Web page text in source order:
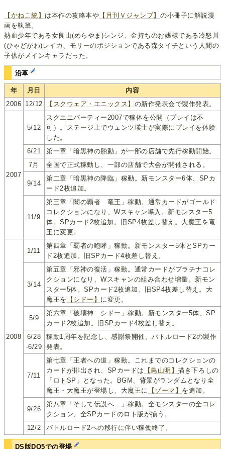
【かねこ統】 は本作の攻略本や 【月刊Ｖジャンプ】 の小冊子に解説漫
画を執筆。
熱血少年である女良山(めらやま)シンジ、金持ちのお嬢様である冷怒川
(ひゃどがわ)レイカ、モリーのポジションである森タイチという人間の
子供がメインキャラだった。
沿革
年 月日
内容
2006 12/12 【スクウェア・エニックス】 の新作発表会で製作発表。
2007
5/12
スクエニパーティー2007で稼体を公開（プレイは不
可）。ステージ上でウェンツ瑛士が実際にプレイを体験
した。
6/21
第一章「暗黒神の胎動」が一部の店舗で先行稼動開始。
7月
全国で正式稼動し、一部の店舗で大会が開催される。
9/14
第二章「暗黒神の降臨」稼動。新モンスター6体、SPカ
ード2枚追加。
11/9
第三章「闇の覇者 竜王」稼動。通常カードがゴールド
コレクションになり、Wスキャン導入。新モンスター5
体。SPカード2枚追加。旧SP4枚差し替え。大魔王を竜
王に変更。
2008
1/11
第四章「覇者の咆哮」稼動。新モンスター5体とSPカー
ド2枚追加。旧SPカード4枚差し替え。
3/14
第五章「邪神の復活」稼動。通常カードがプラチナコレ
クションになり、Wスキャンの組み合わせ増量。新モン
スター5体。SPカード2枚追加。旧SP4枚差し替え。大
魔王を
【シドー】 に変更。
5/9
第六章「破壊神 シドー」稼動。新モンスター5体、SP
カード2枚追加。旧SPカード4枚差し替え。
6/28
-6/29
稼動1周年を記念し、感謝祭開催。バトルロード2の製作
発表。
7/11
第七章「王者への道」稼動。これまでのコレクションの
カードが排出され、SPカードは
【鳥山明】描き下ろしの
「ロトSP」となった。BGM、背景がランダムとなり全
魔王・大魔王が登場し、大魔王に
【ゾーマ】 を追加。
9/26
第八章「そして伝説へ…」稼動。全モンスターの全コレ
クション、全SPカードのロト版が揃う。
12/2
バトルロード2への移行に伴い稼働終了。
DS版DQ5での登場